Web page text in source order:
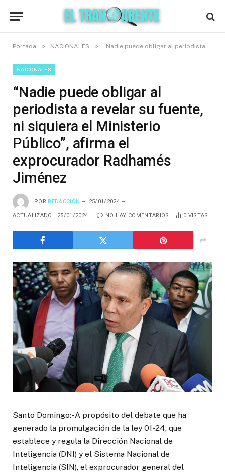
Portada » NACIONALES » “Nadie puede obligar al periodista a revelar su fuente, ni siquiera el Ministerio Público”, afirma el exprocurador Radhamés Jiménez
NACIONALES
“Nadie puede obligar al
periodista a revelar su fuente,
ni siquiera el Ministerio
Público”, afirma el
exprocurador Radhamés
Jiménez
POR REDACCIÓN 25/01/2024
ACTUALIZADO: 25/01/2024 NO HAY COMENTARIOS 0 VISTAS
Santo Domingo:- A propósito del debate que ha
generado la promulgación de la ley 01-24, que
establece y regula la Dirección Nacional de
Inteligencia (DNI) y el Sistema Nacional de
Inteligencia (SIN), el exprocurador general del